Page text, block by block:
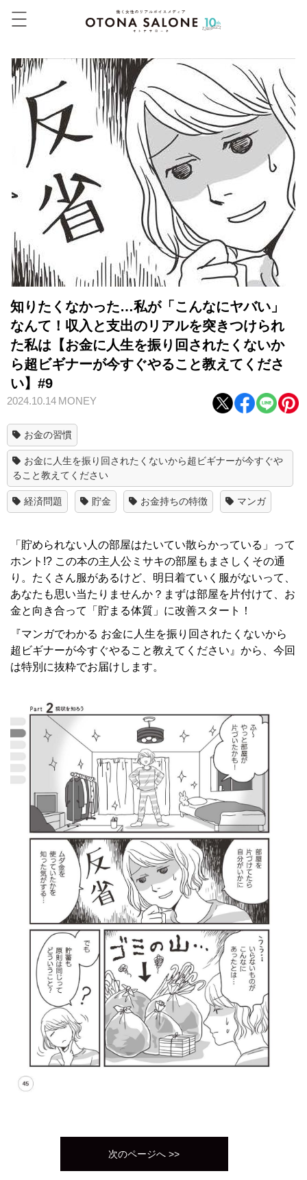
知りたくなかった…私が「こんなにヤバい」
なんて！収入と支出のリアルを突きつけられ
た私は【お金に人生を振り回されたくないか
ら超ビギナーが今すぐやること教えてくださ
い】#9
2024.10.14 MONEY
お金の習慣
お金に人生を振り回されたくないから超ビギナーが今すぐや
ること教えてください
経済問題 貯金 お金持ちの特徴 マンガ
「貯められない人の部屋はたいてい散らかっている」って
ホント!? この本の主人公ミサキの部屋もまさしくその通
り。たくさん服があるけど、明日着ていく服がないって、
あなたも思い当たりませんか？まずは部屋を片付けて、お
金と向き合って「貯まる体質」に改善スタート！
『マンガでわかる お金に人生を振り回されたくないから
超ビギナーが今すぐやること教えてください』から、今回
は特別に抜粋でお届けします。
次のページへ >>